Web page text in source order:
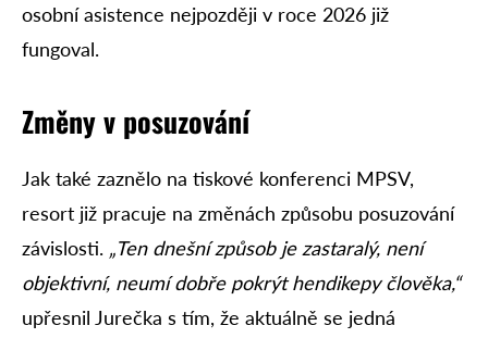
osobní asistence nejpozději v roce 2026 již
fungoval.
Změny v posuzování
Jak také zaznělo na tiskové konferenci MPSV,
resort již pracuje na změnách způsobu posuzování
závislosti. „Ten dnešní způsob je zastaralý, není
objektivní, neumí dobře pokrýt hendikepy člověka,“
upřesnil Jurečka s tím, že aktuálně se jedná